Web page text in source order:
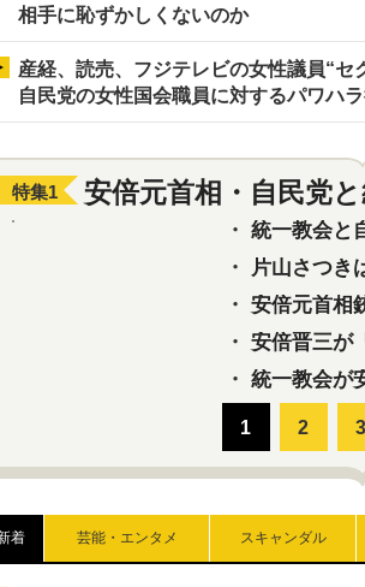
相手に恥ずかしくないのか
産経、読売、フジテレビの女性議員“セ
自民党の女性国会職員に対するパワハ
特集1 安倍元首相・自民党
・ 統一教会と自民党の
・
片山さつきは警察
・ 安倍元首相銃撃を
・ 安倍晋三が「統一
・ 統一教会が
着 芸能・エンタメ スキャンダル